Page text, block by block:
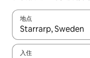
地点
如有搜索结果，请使
入住